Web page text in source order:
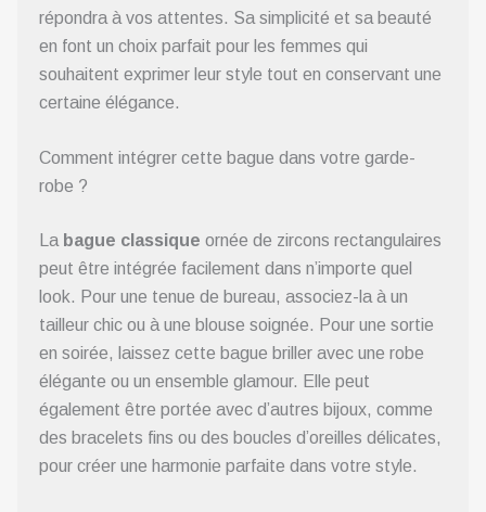
répondra à vos attentes. Sa simplicité et sa beauté
en font un choix parfait pour les femmes qui
souhaitent exprimer leur style tout en conservant une
certaine élégance.
Comment intégrer cette bague dans votre garde-
robe ?
La bague classique ornée de zircons rectangulaires
peut être intégrée facilement dans n’importe quel
look. Pour une tenue de bureau, associez-la à un
tailleur chic ou à une blouse soignée. Pour une sortie
en soirée, laissez cette bague briller avec une robe
élégante ou un ensemble glamour. Elle peut
également être portée avec d’autres bijoux, comme
des bracelets fins ou des boucles d’oreilles délicates,
pour créer une harmonie parfaite dans votre style.